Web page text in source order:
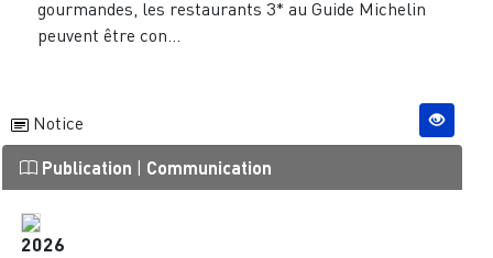
gourmandes, les restaurants 3* au Guide Michelin
peuvent être con...
Notice
Publication Communication
2026